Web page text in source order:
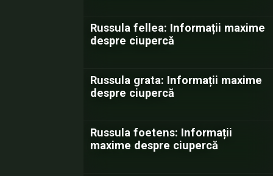
Russula fellea: Informații maxime
despre ciupercă
Russula grata: Informații maxime
despre ciupercă
Russula foetens: Informații
maxime despre ciupercă